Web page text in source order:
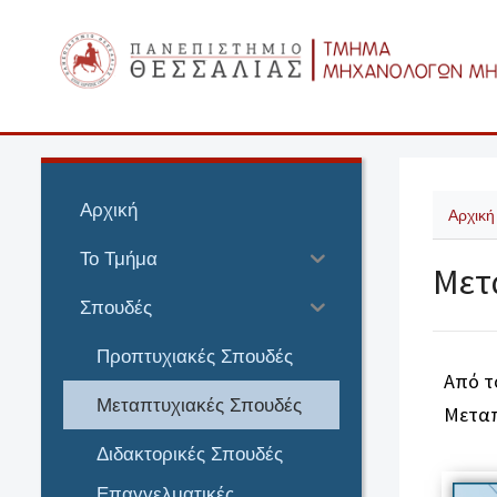
Αρχική
Το Τμήμα
Σπουδές
Προπτυχιακές Σπουδές
Μεταπτυχιακές Σπουδές
Διδακτορικές Σπουδές
Αρχική
Από